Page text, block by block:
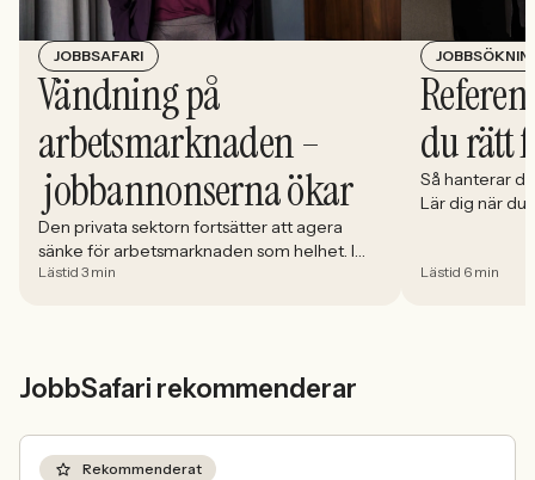
JOBBSAFARI
Vändning på
arbetsmarknaden –
jobbannonserna ökar
Den privata sektorn fortsätter att agera
sänke för arbetsmarknaden som helhet. I
april minskade antalet jobbannonser i
Lästid 3 min
du rätt
Så hanterar
Lär dig när du
Lästid 6 min
JobbSafari rekommenderar
Rekommenderat